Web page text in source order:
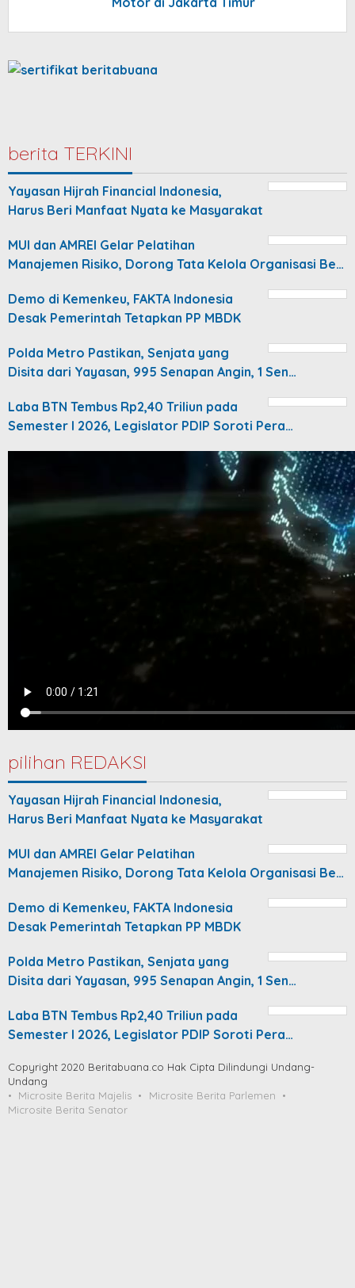
berita TERKINI
Yayasan Hijrah Financial Indonesia,
Harus Beri Manfaat Nyata ke Masyarakat
MUI dan AMREI Gelar Pelatihan
Manajemen Risiko, Dorong Tata Kelola Organisasi Be…
Demo di Kemenkeu, FAKTA Indonesia
Desak Pemerintah Tetapkan PP MBDK
Polda Metro Pastikan, Senjata yang
Disita dari Yayasan, 995 Senapan Angin, 1 Sen…
Laba BTN Tembus Rp2,40 Triliun pada
Semester I 2026, Legislator PDIP Soroti Pera…
pilihan REDAKSI
Yayasan Hijrah Financial Indonesia,
Harus Beri Manfaat Nyata ke Masyarakat
MUI dan AMREI Gelar Pelatihan
Manajemen Risiko, Dorong Tata Kelola Organisasi Be…
Demo di Kemenkeu, FAKTA Indonesia
Desak Pemerintah Tetapkan PP MBDK
Polda Metro Pastikan, Senjata yang
Disita dari Yayasan, 995 Senapan Angin, 1 Sen…
Laba BTN Tembus Rp2,40 Triliun pada
Semester I 2026, Legislator PDIP Soroti Pera…
Copyright 2020 Beritabuana.co Hak Cipta Dilindungi Undang-
Undang
Microsite Berita Majelis
Microsite Berita Parlemen
Microsite Berita Senator